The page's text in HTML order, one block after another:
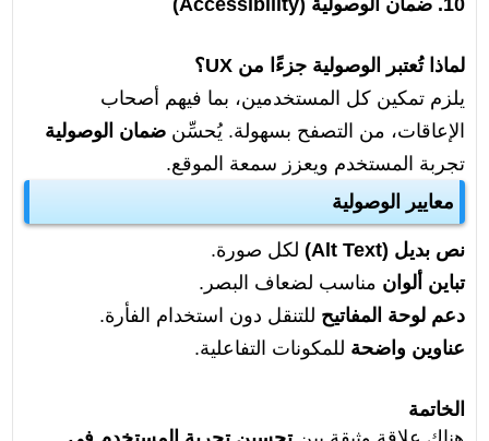
10. ضمان الوصولية (Accessibility)
لماذا تُعتبر الوصولية جزءًا من UX؟
يلزم تمكين كل المستخدمين، بما فيهم أصحاب
الإعاقات، من التصفح بسهولة. يُحسِّنضمان الوصولية
تجربة المستخدم ويعزز سمعة الموقع.
معايير الوصولية
نص بديل (Alt Text)
لكل صورة.
تباين ألوان مناسب لضعاف البصر.
دعم لوحة المفاتيح للتنقل دون استخدام الفأرة.
عناوين واضحة للمكونات التفاعلية.
الخاتمة